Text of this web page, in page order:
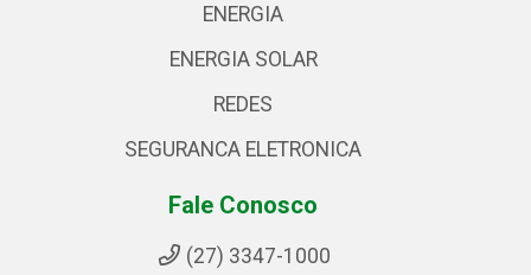
ENERGIA
ENERGIA SOLAR
REDES
SEGURANCA ELETRONICA
Fale Conosco
(27) 3347-1000